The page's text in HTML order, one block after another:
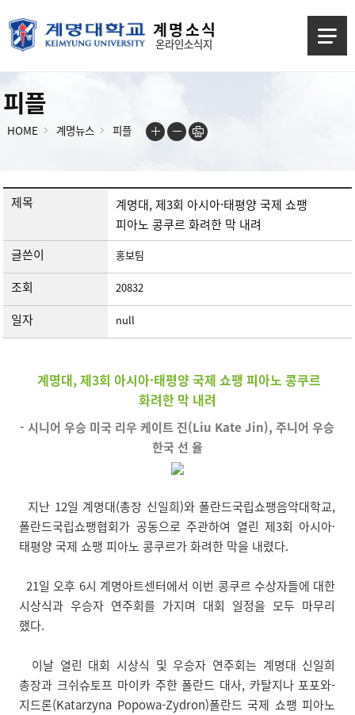
계 명 소 식
온라인소식지
피플
HOME 계명뉴스 피플
제목
계명대, 제3회 아시아·태평양 국제 쇼팽
피아노 콩쿠르 화려한 막 내려
글쓴이
홍보팀
조회 20832
일자 null
계명대, 제3회 아시아·태평양 국제 쇼팽 피아노 콩쿠르
화려한 막 내려
- 시니어 우승 미국 리우 케이트 진(Liu Kate Jin), 주니어 우승
한국 선 율
지난 12일 계명대(총장 신일희)와 폴란드국립쇼팽음악대학교,
폴란드국립쇼팽협회가 공동으로 주관하여 열린 제3회 아시아·
태평양 국제 쇼팽 피아노 콩쿠르가 화려한 막을 내렸다.
21일 오후 6시 계명아트센터에서 이번 콩쿠르 수상자들에 대한
시상식과 우승자 연주회를 가지며 대회 일정을 모두 마무리
했다.
이날 열린 대회 시상식 및 우승자 연주회는 계명대 신일희
총장과 크쉬슈토프 마이카 주한 폴란드 대사, 카탈지나 포포와-
지드론(Katarzyna Popowa-Zydron)폴란드 국제 쇼팽 피아노